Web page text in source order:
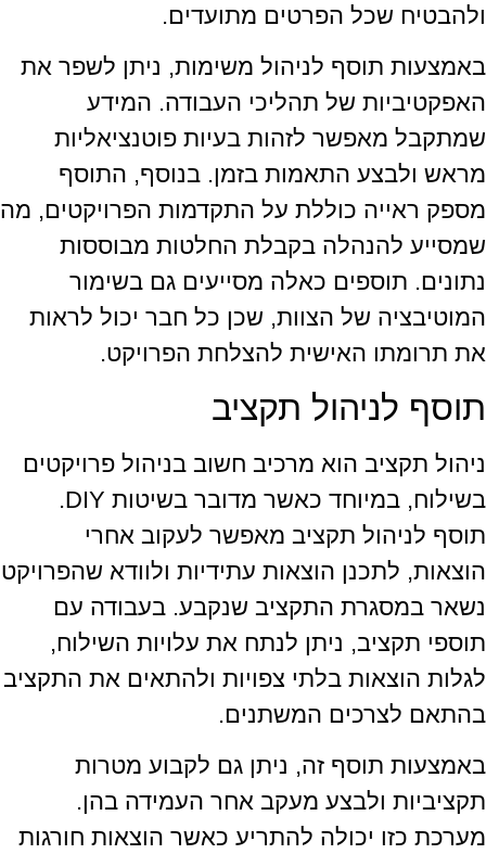
ולהבטיח שכל הפרטים מתועדים.
באמצעות תוסף לניהול משימות, ניתן לשפר את
האפקטיביות של תהליכי העבודה. המידע
שמתקבל מאפשר לזהות בעיות פוטנציאליות
מראש ולבצע התאמות בזמן. בנוסף, התוסף
מספק ראייה כוללת על התקדמות הפרויקטים, מה
שמסייע להנהלה בקבלת החלטות מבוססות
נתונים. תוספים כאלה מסייעים גם בשימור
המוטיבציה של הצוות, שכן כל חבר יכול לראות
את תרומתו האישית להצלחת הפרויקט.
תוסף לניהול תקציב
ניהול תקציב הוא מרכיב חשוב בניהול פרויקטים
בשילוח, במיוחד כאשר מדובר בשיטות DIY.
תוסף לניהול תקציב מאפשר לעקוב אחרי
הוצאות, לתכנן הוצאות עתידיות ולוודא שהפרויקט
נשאר במסגרת התקציב שנקבע. בעבודה עם
תוספי תקציב, ניתן לנתח את עלויות השילוח,
לגלות הוצאות בלתי צפויות ולהתאים את התקציב
בהתאם לצרכים המשתנים.
באמצעות תוסף זה, ניתן גם לקבוע מטרות
תקציביות ולבצע מעקב אחר העמידה בהן.
מערכת כזו יכולה להתריע כאשר הוצאות חורגות